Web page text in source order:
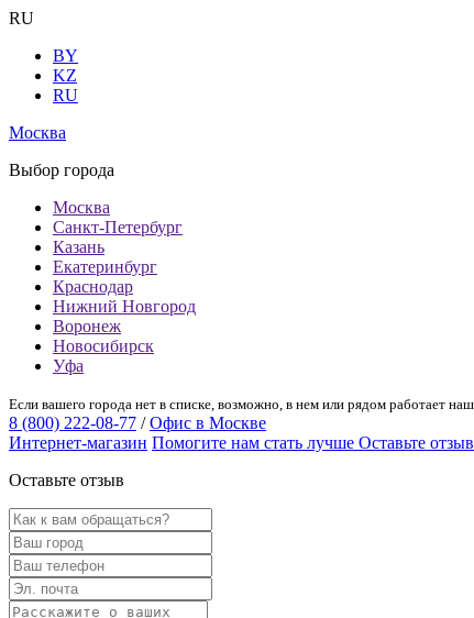
RU
BY
KZ
RU
Москва
Выбор города
Москва
Санкт-Петербург
Казань
Екатеринбург
Краснодар
Нижний Новгород
Воронеж
Новосибирск
Уфа
Если вашего города нет в списке, возможно, в нем или рядом работает
8 (800) 222-08-77 / Офис в Москве
Интернет-магазин Помогите нам стать лучше Оставьте отзыв
Оставьте отзыв